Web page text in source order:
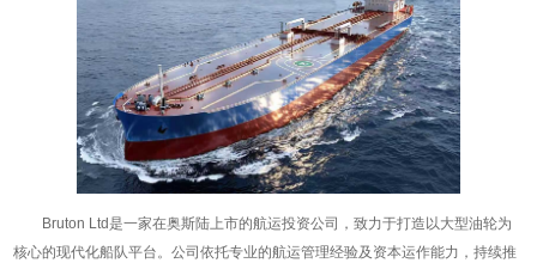
Bruton Ltd是一家在奥斯陆上市的航运投资公司，致力于打造以大型油轮为
核心的现代化船队平台。公司依托专业的航运管理经验及资本运作能力，持续推